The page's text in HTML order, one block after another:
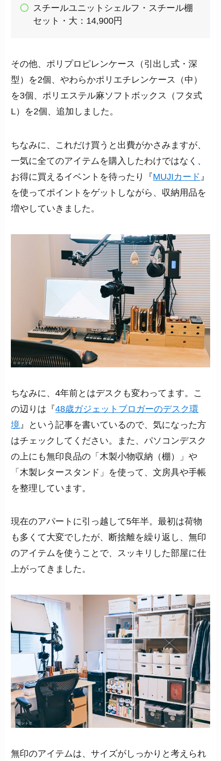
スチールユニットシェルフ・スチール棚
セット・大：14,900円
その他、ポリプロピレンケース（引出し式・深
型）を2個、やわらかポリエチレンケース（中）
を3個、ポリエステル麻ソフトボックス（フタ式
L）を2個、追加しました。
ちなみに、これだけ買うと出費がかさみますが、
一気に全てのアイテムを購入したわけではなく、
お得に買えるイベントを待ったり『MUJIカード 』
を使ってポイントをゲットしながら、収納用品を
増やしていきました。
ちなみに、4年前とはデスクも変わってます。こ
の辺りは『48歳ガジェットブロガーのデスク環
境 』という記事を書いているので、気になった方
はチェックしてください。また、パソコンデスク
の上にも無印良品の「木製小物収納（棚）」や
「木製レタースタンド」を使って、文房具や手帳
を整理しています。
現在のアパートに引っ越して5年半。最初は荷物
も多くて大変でしたが、断捨離を繰り返し、無印
のアイテムを使うことで、スッキリした部屋に仕
上がってきました。
無印のアイテムは、サイズがしっかりと考えられ